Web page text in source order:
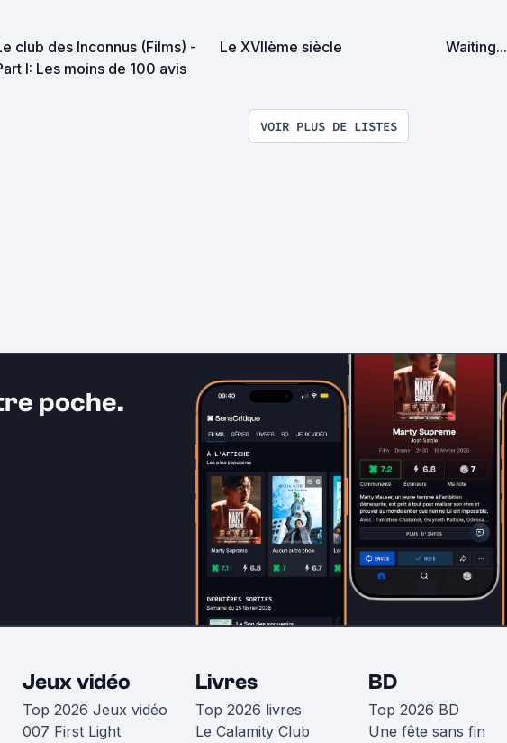
club des Inconnus (Films) -
I: Les moins de 100 avis
Le XVIIème siècle Waiting...
VOIR PLUS DE LISTES
poche.
Jeux vidéo
Top 2026 Jeux vidéo
007 First Light
Livres
Top 2026 livres
Le Calamity Club
BD
Top 2026 BD
Une fête sans fin